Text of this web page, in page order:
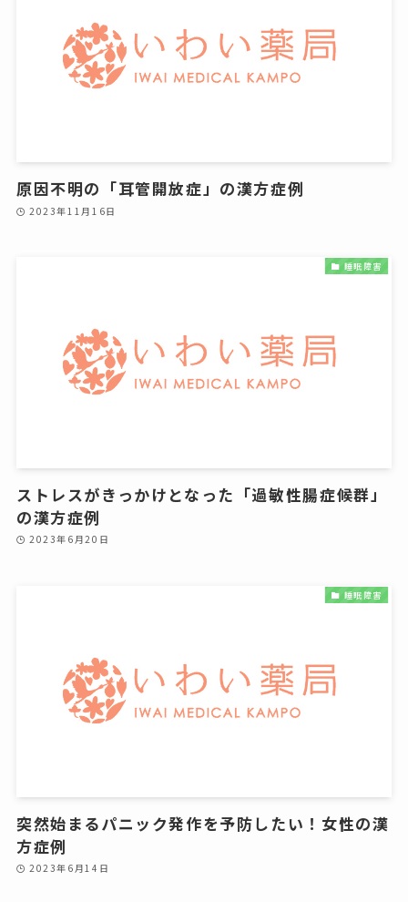
原因不明の「耳管開放症」の漢方症例
2023年11月16日
睡眠障害
ストレスがきっかけとなった「過敏性腸症候群」
の漢方症例
2023年6月20日
睡眠障害
突然始まるパニック発作を予防したい！女性の漢
方症例
2023年6月14日